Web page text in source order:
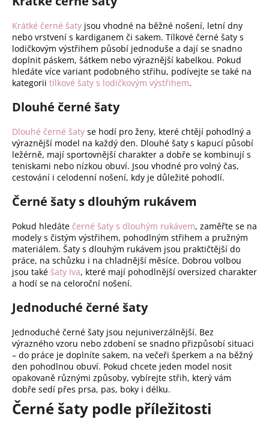
Krátké černé šaty jsou vhodné na běžné nošení, letní dny
nebo vrstvení s kardiganem či sakem. Tílkové černé šaty s
lodičkovým výstřihem působí jednoduše a dají se snadno
doplnit páskem, šátkem nebo výraznější kabelkou. Pokud
hledáte více variant podobného střihu, podívejte se také na
kategorii tílkové šaty s lodičkovým výstřihem.
Dlouhé černé šaty
Dlouhé černé šaty se hodí pro ženy, které chtějí pohodlný a
výraznější model na každý den. Dlouhé šaty s kapucí působí
ležérně, mají sportovnější charakter a dobře se kombinují s
teniskami nebo nízkou obuví. Jsou vhodné pro volný čas,
cestování i celodenní nošení, kdy je důležité pohodlí.
Černé šaty s dlouhým rukávem
Pokud hledáte černé šaty s dlouhým rukávem, zaměřte se na
modely s čistým výstřihem, pohodlným střihem a pružným
materiálem. Šaty s dlouhým rukávem jsou praktičtější do
práce, na schůzku i na chladnější měsíce. Dobrou volbou
jsou také šaty Iva, které mají pohodlnější oversized charakter
a hodí se na celoroční nošení.
Jednoduché černé šaty
Jednoduché černé šaty jsou nejuniverzálnější. Bez
výrazného vzoru nebo zdobení se snadno přizpůsobí situaci
– do práce je doplníte sakem, na večeři šperkem a na běžný
den pohodlnou obuví. Pokud chcete jeden model nosit
opakovaně různými způsoby, vybírejte střih, který vám
dobře sedí přes prsa, pas, boky i délku.
Černé šaty podle příležitosti